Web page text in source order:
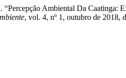
“Percepção Ambiental Da
, vol. 4, nº 1, outubro de 2018,